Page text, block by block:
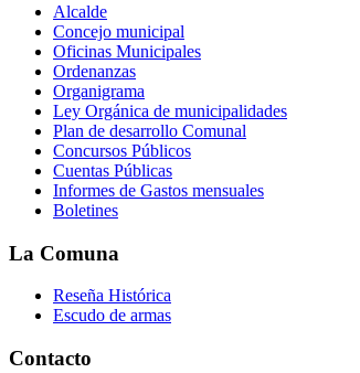
Alcalde
Concejo municipal
Oficinas Municipales
Ordenanzas
Organigrama
Ley Orgánica de municipalidades
Plan de desarrollo Comunal
Concursos Públicos
Cuentas Públicas
Informes de Gastos mensuales
Boletines
La Comuna
Reseña Histórica
Escudo de armas
Contacto